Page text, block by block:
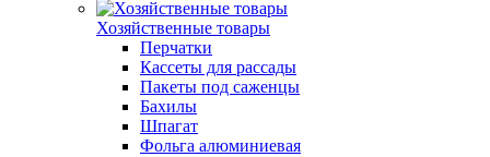
Хозяйственные товары
Перчатки
Кассеты для рассады
Пакеты под саженцы
Бахилы
Шпагат
Фольга алюминиевая